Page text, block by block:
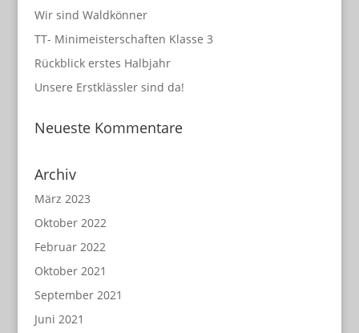
Wir sind Waldkönner
TT- Minimeisterschaften Klasse 3
Rückblick erstes Halbjahr
Unsere Erstklässler sind da!
Neueste Kommentare
Archiv
März 2023
Oktober 2022
Februar 2022
Oktober 2021
September 2021
Juni 2021